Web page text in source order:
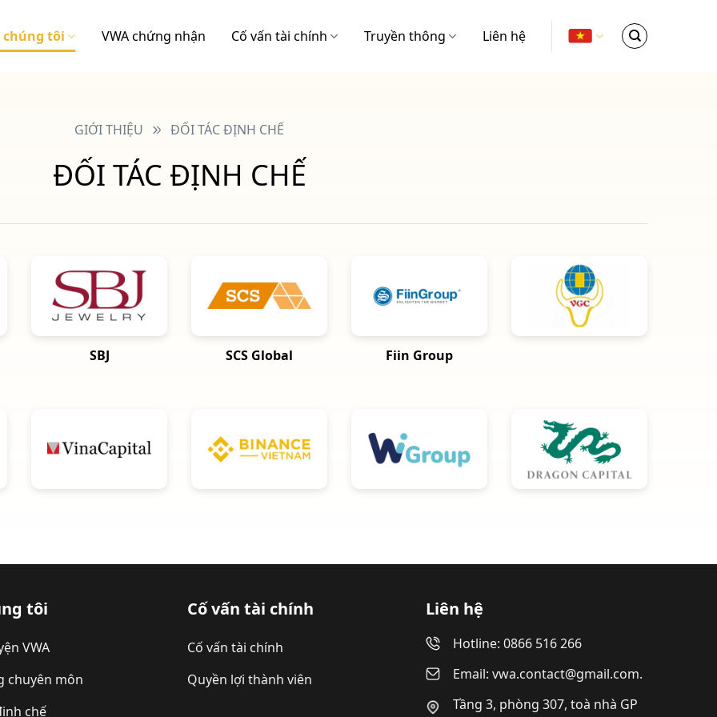
chúng tôi VWA chứng nhận Cố vấn tài chính Truyền thông Liên hệ
GIỚI THIỆU ĐỐI TÁC ĐỊNH CHẾ
ĐỐI TÁC ĐỊNH CHẾ
SBJ SCS Global Fiin Group
tôi
VWA
chuyên môn
chế
Cố vấn tài chính
Cố vấn tài chính
Quyền lợi thành viên
Liên hệ
Hotline: 0866 516 266
Email: vwa.contact@gmail.com.
Tầng 3, phòng 307, toà nhà GP